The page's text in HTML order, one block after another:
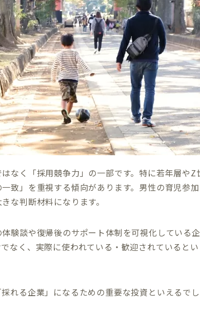
なく「採用競争力」の一部です。特に若年層やZ
一致」を重視する傾向があります。男性の育児参
な判断材料になります。
験談や復帰後のサポート体制を可視化している
なく、実際に使われている・歓迎されていると
れる企業」になるための重要な投資といえるでし